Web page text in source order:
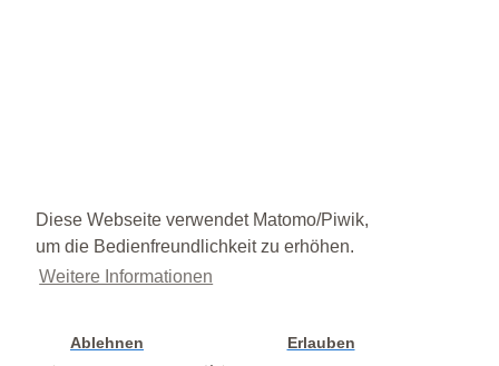
Diese Webseite verwendet Matomo/Piwik,
um die Bedienfreundlichkeit zu erhöhen.
Weitere Informationen
Ablehnen Erlauben